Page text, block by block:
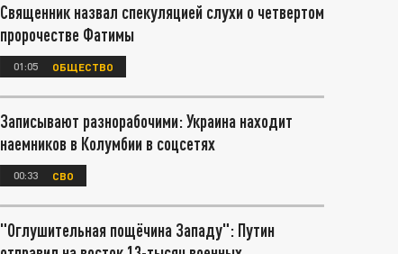
Священник назвал спекуляцией слухи о четвертом
пророчестве Фатимы
01:05 ОБЩЕСТВО
Записывают разнорабочими: Украина находит
наемников в Колумбии в соцсетях
00:33 СВО
"Оглушительная пощёчина Западу": Путин